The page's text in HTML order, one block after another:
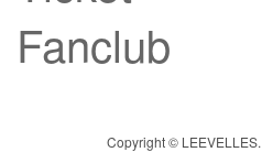
Fanclub
Copyright ©